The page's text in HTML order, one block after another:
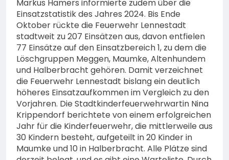
Markus Hamers informierte zudem über die
Einsatzstatistik des Jahres 2024. Bis Ende
Oktober rückte die Feuerwehr Lennestadt
stadtweit zu 207 Einsätzen aus, davon entfielen
77 Einsätze auf den Einsatzbereich 1, zu dem die
Löschgruppen Meggen, Maumke, Altenhundem
und Halberbracht gehören. Damit verzeichnet
die Feuerwehr Lennestadt bislang ein deutlich
höheres Einsatzaufkommen im Vergleich zu den
Vorjahren. Die Stadtkinderfeuerwehrwartin Nina
Krippendorf berichtete von einem erfolgreichen
Jahr für die Kinderfeuerwehr, die mittlerweile aus
30 Kindern besteht, aufgeteilt in 20 Kinder in
Maumke und 10 in Halberbracht. Alle Plätze sind